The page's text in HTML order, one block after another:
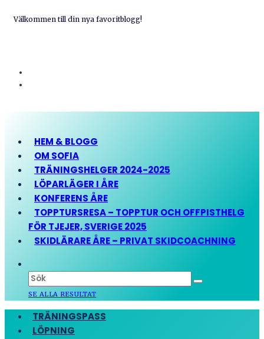
Välkommen till din nya favoritblogg!
HEM & BLOGG
OM SOFIA
TRÄNINGSHELGER 2024-2025
LÖPARLÄGER I ÅRE
KONFERENS ÅRE
TOPPTURSRESA – TOPPTUR OCH OFFPISTHELG
FÖR TJEJER, SVERIGE 2025
SKIDLÄRARE ÅRE – PRIVAT SKIDCOACHNING
SE ALLA RESULTAT
TRÄNINGSPASS
LÖPNING